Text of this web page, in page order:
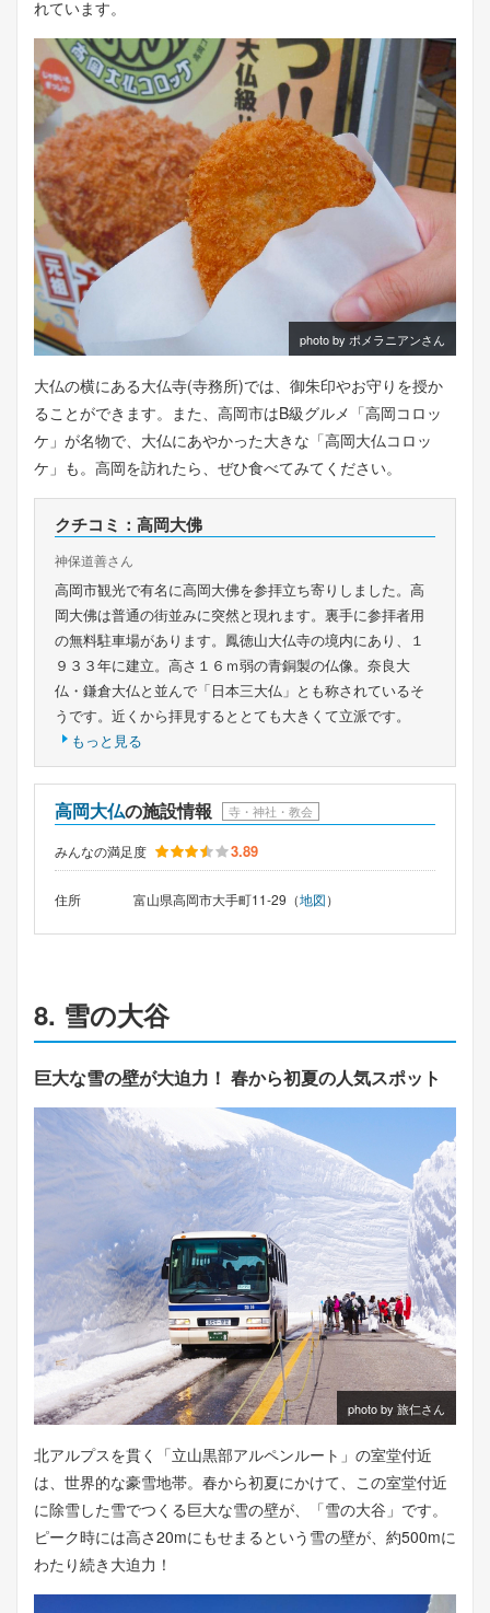
れています。
photo by ポメラニアンさん
大仏の横にある大仏寺(寺務所)では、御朱印やお守りを授か
ることができます。また、高岡市はB級グルメ「高岡コロッ
ケ」が名物で、大仏にあやかった大きな「高岡大仏コロッ
ケ」も。高岡を訪れたら、ぜひ食べてみてください。
クチコミ：高岡大佛
神保道善さん
高岡市観光で有名に高岡大佛を参拝立ち寄りしました。高
岡大佛は普通の街並みに突然と現れます。裏手に参拝者用
の無料駐車場があります。鳳徳山大仏寺の境内にあり、１
９３３年に建立。高さ１６ｍ弱の青銅製の仏像。奈良大
仏・鎌倉大仏と並んで「日本三大仏」とも称されているそ
うです。近くから拝見するととても大きくて立派です。
もっと見る
高岡大仏の施設情報 寺・神社・教会
みんなの満足度 3.89
住所 富山県高岡市大手町11-29（地図）
8. 雪の大谷
巨大な雪の壁が大迫力！ 春から初夏の人気スポット
photo by 旅仁さん
北アルプスを貫く「立山黒部アルペンルート」の室堂付近
は、世界的な豪雪地帯。春から初夏にかけて、この室堂付近
に除雪した雪でつくる巨大な雪の壁が、「雪の大谷」です。
ピーク時には高さ20mにもせまるという雪の壁が、約500mに
わたり続き大迫力！